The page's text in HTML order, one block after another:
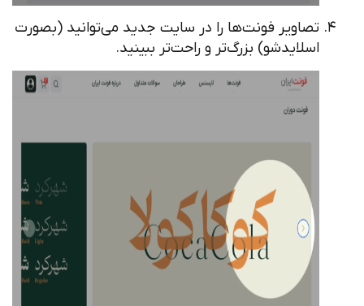
تصاویر فونت‌ها را در سایت جدید می‌توانید (بصورت
اسلایدشو) بزرگ‌تر و راحت‌تر ببینید.